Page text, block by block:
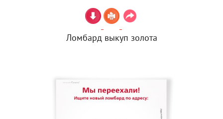
Ломбард выкуп золота